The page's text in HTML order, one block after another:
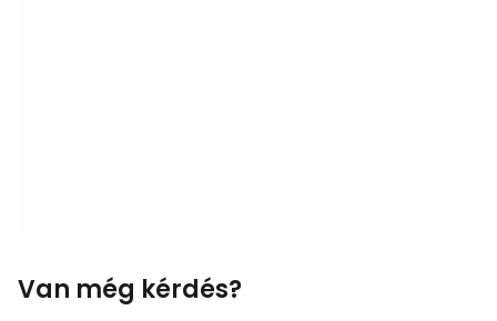
Van még kérdés?